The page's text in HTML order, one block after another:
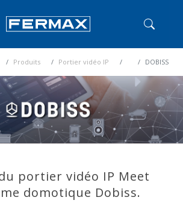
Produits Portier vidéo IP DOBISS
portier vidéo IP Meet
domotique Dobiss.